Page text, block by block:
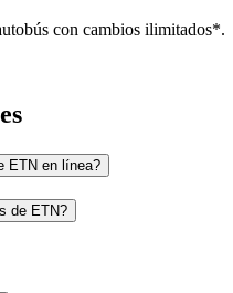
con cambios ilimitados*.
ETN en línea?
de ETN?